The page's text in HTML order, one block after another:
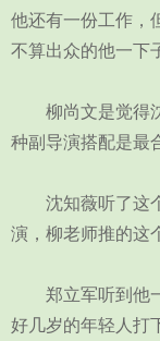
他还有一份工作，
不算出众的他一下
柳尚文是觉得沈
种副导演搭配是最
沈知薇听了这个
演，柳老师推的这
郑立军听到他一
好几岁的年轻人打